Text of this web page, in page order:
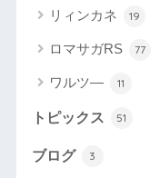
リィンカネ 19
ロマサガRS 77
ワルツ― 11
トピックス 51
ブログ 3